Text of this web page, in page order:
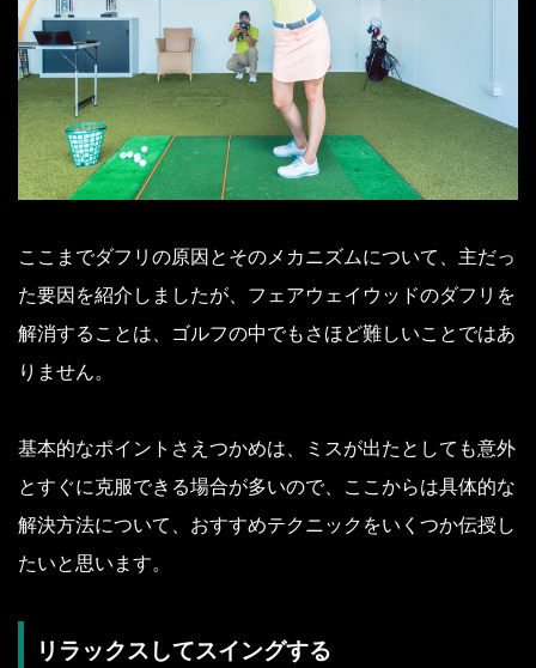
ここまでダフリの原因とそのメカニズムについて、主だっ
た要因を紹介しましたが、フェアウェイウッドのダフリを
解消することは、ゴルフの中でもさほど難しいことではあ
りません。
基本的なポイントさえつかめは、ミスが出たとしても意外
とすぐに克服できる場合が多いので、ここからは具体的な
解決方法について、おすすめテクニックをいくつか伝授し
たいと思います。
リラックスしてスイングする